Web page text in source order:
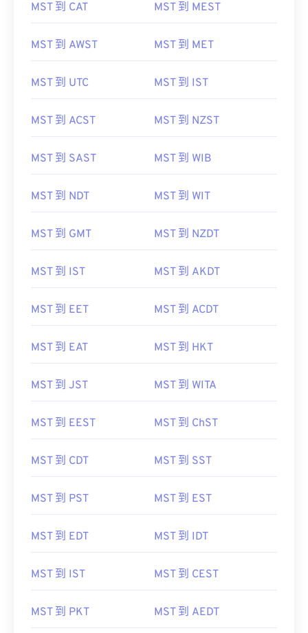
MST 到 CAT MST 到 MEST
MST 到 AWST MST 到 MET
MST 到 UTC MST 到 IST
MST 到 ACST MST 到 NZST
MST 到 SAST MST 到 WIB
MST 到 NDT MST 到 WIT
MST 到 GMT MST 到 NZDT
MST 到 IST MST 到 AKDT
MST 到 EET MST 到 ACDT
MST 到 EAT MST 到 HKT
MST 到 JST MST 到 WITA
MST 到 EEST MST 到 ChST
MST 到 CDT MST 到 SST
MST 到 PST MST 到 EST
MST 到 EDT MST 到 IDT
MST 到 IST MST 到 CEST
MST 到 PKT MST 到 AEDT